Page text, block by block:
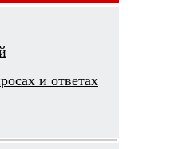
и ответах